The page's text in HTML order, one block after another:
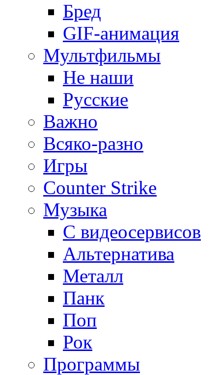
Бред
GIF-анимация
Мультфильмы
Не наши
Русские
Важно
Всяко-разно
Игры
Counter Strike
Музыка
С видеосервисов
Альтернатива
Металл
Панк
Поп
Рок
Программы